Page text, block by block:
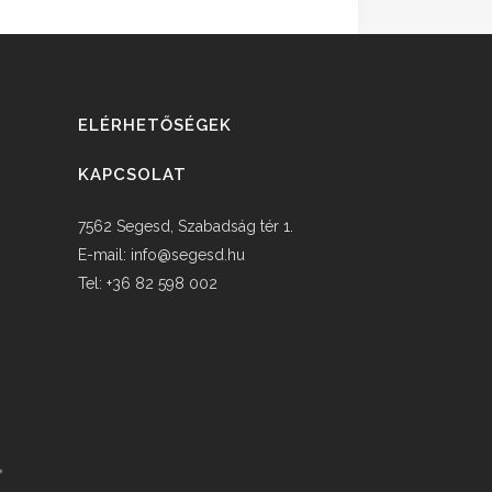
ELÉRHETŐSÉGEK
KAPCSOLAT
7562 Segesd, Szabadság tér 1.
E-mail: info@segesd.hu
Tel: +36 82 598 002